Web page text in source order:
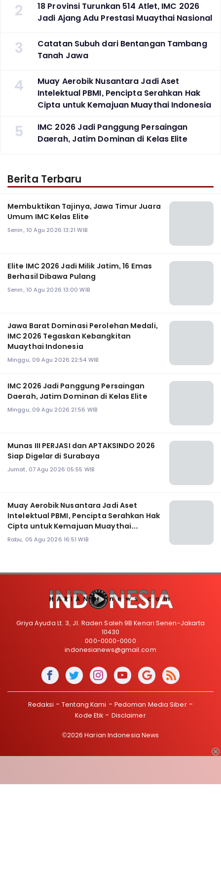
2
18 Provinsi Turunkan 514 Atlet, IMC 2026
Jadi Ajang Adu Prestasi Muaythai Nasional
3
Catatan Subuh dari Bentangan Tambang
Tanah Jawa
4
Muay Aerobik Nusantara Jadi Aset
Intelektual PBMI, Pencipta Serahkan Hak
Cipta untuk Kemajuan Muaythai Indonesia
5
‎IMC 2026 Jadi Panggung Persaingan
Daerah, Jatim Dominan di Kelas Elite
Berita Terbaru
Membuktikan Tajinya, Jawa Timur Juara
Umum IMC Kelas Elite
Senin, 10 Agu 2026 13:21 WIB
Elite IMC 2026 Jadi Milik Jatim, 16 Emas
Berhasil Dibawa Pulang
Senin, 10 Agu 2026 13:00 WIB
Jawa Barat Dominasi Perolehan Medali,
IMC 2026 Tegaskan Kebangkitan
Muaythai Indonesia
Minggu, 09 Agu 2026 22:54 WIB
‎IMC 2026 Jadi Panggung Persaingan
Daerah, Jatim Dominan di Kelas Elite
Minggu, 09 Agu 2026 21:56 WIB
Munas III PERJASI dan APTAKSINDO 2026
Siap Digelar di Surabaya
Jumat, 07 Agu 2026 05:55 WIB
Muay Aerobik Nusantara Jadi Aset
Intelektual PBMI, Pencipta Serahkan Hak
Cipta untuk Kemajuan Muaythai
Indonesia
Rabu, 05 Agu 2026 16:51 WIB
Griya Ayuda Lt. 3, Jl. Raden Saleh 9B Kenari Senen-Jakarta
10430
000-0000-0000
indonesianews@gmail.com
Redaksi Tentang Kami
Pedoman Media Siber
Kode Etik
Disclaimer
©2026 Harian Indonesia News